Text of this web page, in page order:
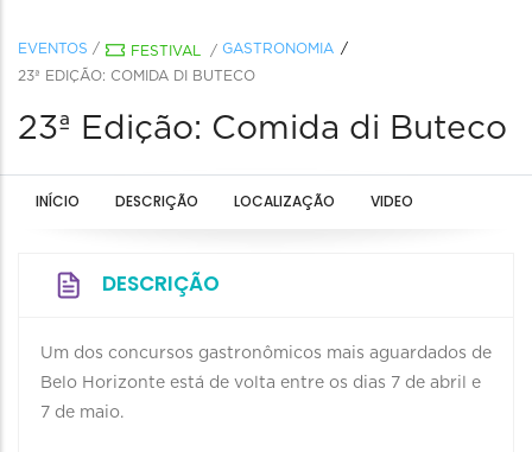
EVENTOS / FESTIVAL / GASTRONOMIA
23ª EDIÇÃO: COMIDA DI BUTECO
23ª Edição: Comida di Buteco
INÍCIO DESCRIÇÃO LOCALIZAÇÃO VIDEO
DESCRIÇÃO
Um dos concursos gastronômicos mais aguardados de
Belo Horizonte está de volta entre os dias 7 de abril e
7 de maio.